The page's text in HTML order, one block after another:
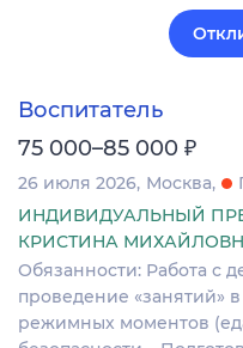
Воспитатель
75 000–85 000 ₽
26 июля 2026 Москва
ИНДИВИДУАЛЬНЫЙ
КРИСТИНА
Обязанности: Работа с
проведение «занятий»
режимных моментов